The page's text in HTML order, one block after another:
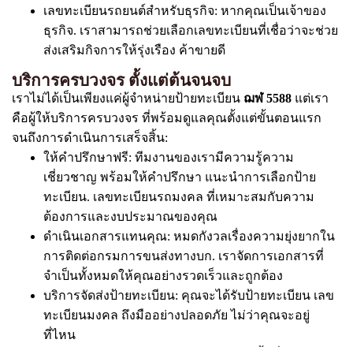
เลขทะเบียนรถยนต์สำหรับธุรกิจ: หากคุณเป็นเจ้าของ
ธุรกิจ. เราสามารถช่วยเลือกเลขทะเบียนที่เชื่อว่าจะช่วย
ส่งเสริมกิจการให้รุ่งเรือง ค้าขายดี
บริการครบวงจร ตั้งแต่ต้นจนจบ
เราไม่ได้เป็นเพียงแค่ผู้จำหน่ายป้ายทะเบียน ฌฬ 5588 แต่เรา
คือผู้ให้บริการครบวงจร ที่พร้อมดูแลคุณตั้งแต่ขั้นตอนแรก
จนถึงการดำเนินการเสร็จสิ้น:
ให้คำปรึกษาฟรี: ทีมงานของเรามีความรู้ความ
เชี่ยวชาญ พร้อมให้คำปรึกษา แนะนำการเลือกป้าย
ทะเบียน. เลขทะเบียนรถมงคล ที่เหมาะสมกับความ
ต้องการและงบประมาณของคุณ
ดำเนินเอกสารแทนคุณ: หมดกังวลเรื่องความยุ่งยากใน
การติดต่อกรมการขนส่งทางบก. เราจัดการเอกสารที่
จำเป็นทั้งหมดให้คุณอย่างรวดเร็วและถูกต้อง
บริการจัดส่งป้ายทะเบียน: คุณจะได้รับป้ายทะเบียน เลข
ทะเบียนมงคล ถึงมืออย่างปลอดภัย ไม่ว่าคุณจะอยู่
ที่ไหน